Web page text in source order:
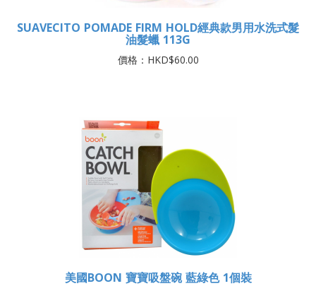
SUAVECITO POMADE FIRM HOLD經典款男用水洗式髮
油髮蠟 113G
價格：HKD$60.00
美國BOON 寶寶吸盤碗 藍綠色 1個裝